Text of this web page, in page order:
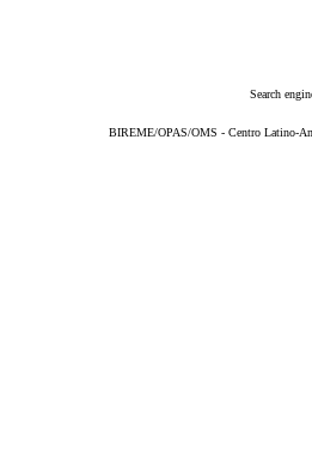
Search
BIREME/OPAS/OMS - Centro Latino-